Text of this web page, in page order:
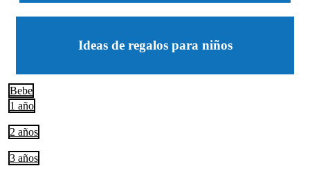
Ideas de regalos para niños
Bebe
1 año
2 años
3 años